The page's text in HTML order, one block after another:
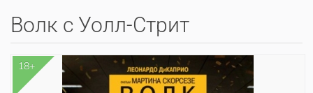
Волк с Уолл-Стрит
18+